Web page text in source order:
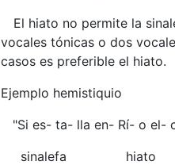
El hiato no permite la
vocales tónicas o dos
casos es preferible el hiato.
Ejemplo hemistiquio
"Si es- ta- lla en- Rí- o el-
sinalefa